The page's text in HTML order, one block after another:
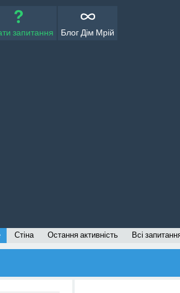
запитання Блог Дім Мрій
Стіна Остання активність Всі